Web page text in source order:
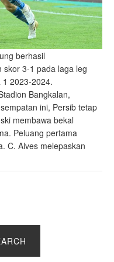
berhasil
skor 3-1 pada laga leg
2023-2024.
Bangkalan,
ini, Persib tetap
membawa bekal
Peluang pertama
C. Alves melepaskan